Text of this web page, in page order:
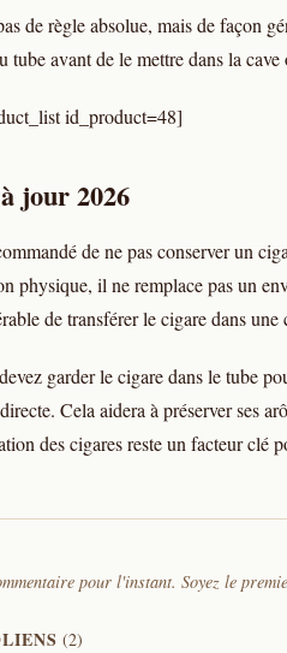
de règle absolue, mais de façon
tube avant de le mettre dans la
id_product=48]
jour 2026
de ne pas conserver un
physique, il ne remplace pas un
de transférer le cigare dans une
garder le cigare dans le tube
Cela aidera à préserver ses
des cigares reste un facteur clé
pour l'instant. Soyez le
(2)